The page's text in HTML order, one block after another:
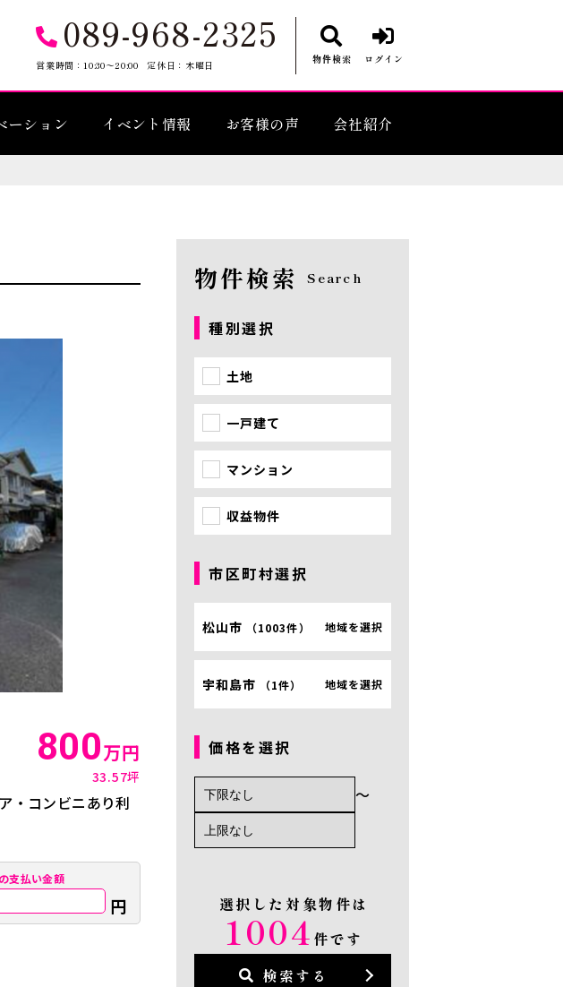
089-968-2325
営業時間：10:30〜20:00 定休日：木曜日 物件検索 ログイン
ーション イベント情報 お客様の声 会社紹介
800万円
33.57坪
・コンビニあり利
支払い金額
円
物件検索 Search
種別選択
土地
一戸建て
マンション
収益物件
市区町村選択
松山市 （1003件） 地域を選択
宇和島市 （1件） 地域を選択
価格を選択
〜
選択した対象物件は
1004 件です
検索する